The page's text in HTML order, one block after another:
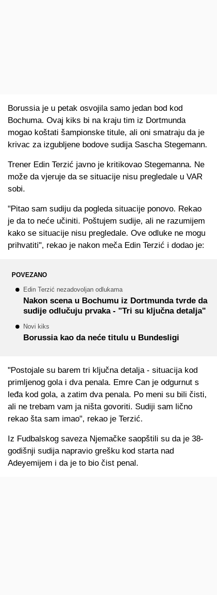
Borussia je u petak osvojila samo jedan bod kod
Bochuma. Ovaj kiks bi na kraju tim iz Dortmunda
mogao koštati šampionske titule, ali oni smatraju da je
krivac za izgubljene bodove sudija Sascha Stegemann.
Trener Edin Terzić javno je kritikovao Stegemanna. Ne
može da vjeruje da se situacije nisu pregledale u VAR
sobi.
"Pitao sam sudiju da pogleda situacije ponovo. Rekao
je da to neće učiniti. Poštujem sudije, ali ne razumijem
kako se situacije nisu pregledale. Ove odluke ne mogu
prihvatiti", rekao je nakon meča Edin Terzić i dodao je:
POVEZANO
Edin Terzić nezadovoljan odlukama
Nakon scena u Bochumu iz Dortmunda tvrde da
sudije odlučuju prvaka - "Tri su ključna detalja"
Novi kiks
Borussia kao da neće titulu u Bundesligi
"Postojale su barem tri ključna detalja - situacija kod
primljenog gola i dva penala. Emre Can je odgurnut s
leđa kod gola, a zatim dva penala. Po meni su bili čisti,
ali ne trebam vam ja ništa govoriti. Sudiji sam lično
rekao šta sam imao", rekao je Terzić.
Iz Fudbalskog saveza Njemačke saopštili su da je 38-
godišnji sudija napravio grešku kod starta nad
Adeyemijem i da je to bio čist penal.